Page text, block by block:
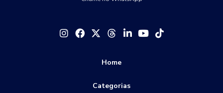
Fabricante de engate rápido pneumático
Fornecedor de engate rápido
Venda engate rápido inox
Home
Categorias